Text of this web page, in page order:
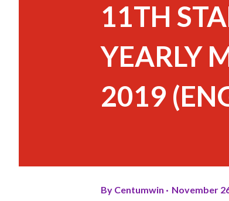
11TH
YEARLY
2019
By Centumwin November